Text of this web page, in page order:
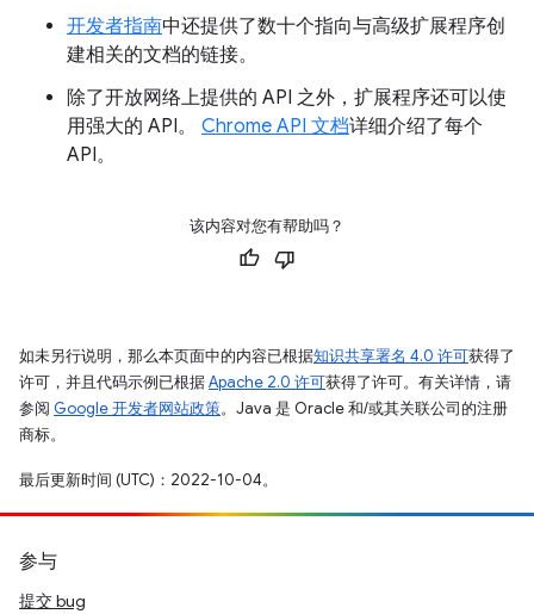
开发者指南中还提供了数十个指向与高级扩展程序创
建相关的文档的链接。
除了开放网络上提供的 API 之外，扩展程序还可以使
用强大的 API。 Chrome API 文档详细介绍了每个
API。
该内容对您有帮助吗？
如未另行说明，那么本页面中的内容已根据知识共享署名 4.0 许可获得了
许可，并且代码示例已根据Apache 2.0 许可获得了许可。有关详情，请
参阅 Google 开发者网站政策。Java 是 Oracle 和/或其关联公司的注册
商标。
最后更新时间 (UTC)：2022-10-04。
参与
提交 bug